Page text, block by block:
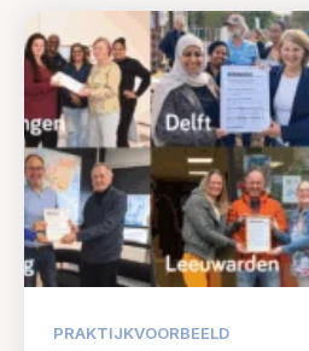
PRAKTIJKVOORBEELD